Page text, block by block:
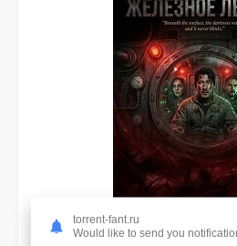
3.3
torrent-fant.ru
Would like to send you